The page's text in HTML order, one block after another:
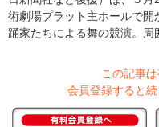
術劇場プラット主ホールで
踊家たちによる舞の競演。周
この記事
会員登録すると続